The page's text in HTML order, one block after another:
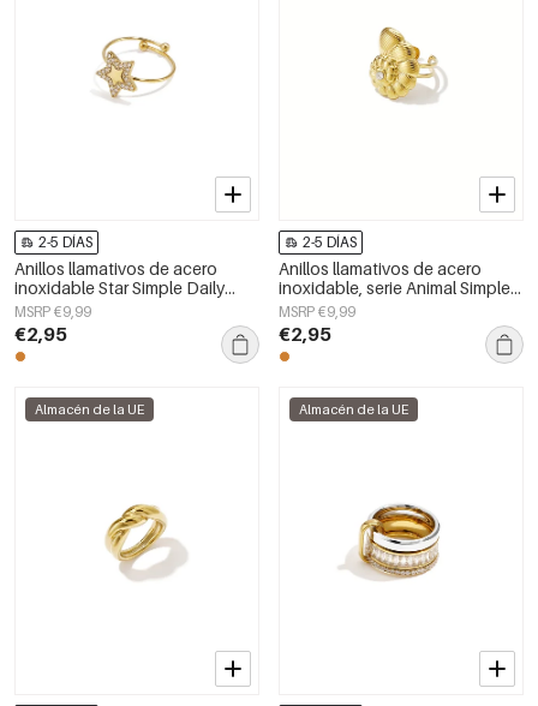
2-5 DÍAS
Anillos llamativos de acero
inoxidable Star Simple Daily
Simple Series Joyería para mujer
MSRP €9,99
€2,95
2-5 DÍAS
Anillos llamativos de acero
inoxidable, serie Animal Simple
Daily Simple, joyería para mujer
MSRP €9,99
€2,95
Almacén de la UE Almacén de la UE